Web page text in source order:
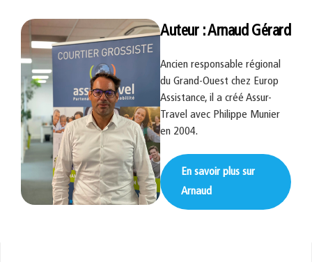
Auteur : Arnaud Gérard
Ancien responsable régional
du Grand-Ouest chez Europ
Assistance, il a créé Assur-
Travel avec Philippe Munier
en 2004.
En savoir plus sur
Arnaud